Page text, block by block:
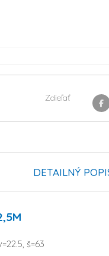
Zdieľať
DETAILNÝ
š=63